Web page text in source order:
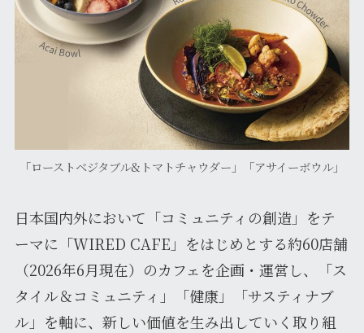
「ローストベジタブル&トマトチャウダー」「アサイーボウル」
日本国内外において「コミュニティの創造」をテ
ーマに「WIRED CAFE」をはじめとする約60店舗
（2026年6月現在）のカフェを企画・運営し、「ス
タイル＆コミュニティ」「健康」「サスティナブ
ル」を軸に、新しい価値を生み出していく取り組